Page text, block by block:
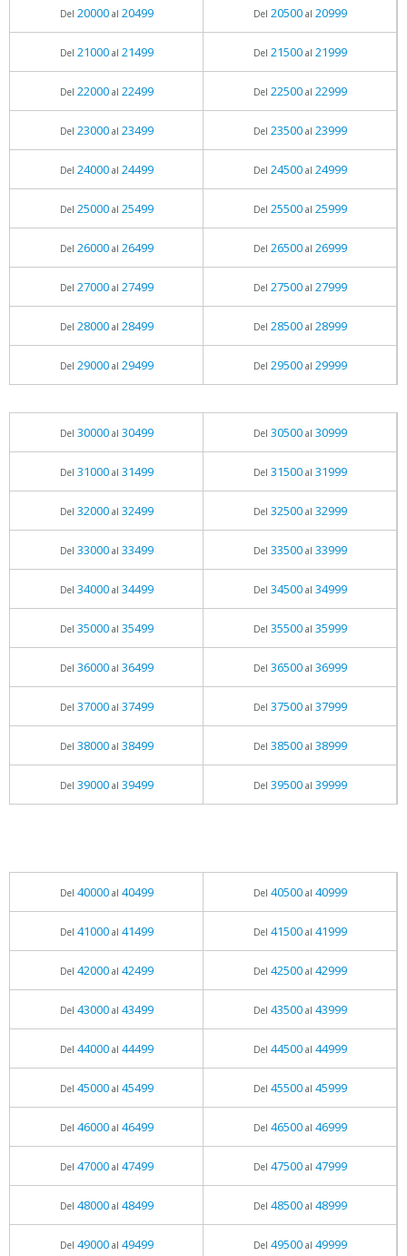
Del 20000al 20499 Del 20500al 20999
Del 21000al 21499 Del 21500al 21999
Del 22000al 22499 Del 22500al 22999
Del 23000al 23499 Del 23500al 23999
Del 24000al 24499 Del 24500al 24999
Del 25000al 25499 Del 25500al 25999
Del 26000al 26499 Del 26500al 26999
Del 27000al 27499 Del 27500al 27999
Del 28000al 28499 Del 28500al 28999
Del 29000al 29499 Del 29500al 29999
Del 30000al 30499 Del 30500al 30999
Del 31000al 31499 Del 31500al 31999
Del 32000al 32499 Del 32500al 32999
Del 33000al 33499 Del 33500al 33999
Del 34000al 34499 Del 34500al 34999
Del 35000al 35499 Del 35500al 35999
Del 36000al 36499 Del 36500al 36999
Del 37000al 37499 Del 37500al 37999
Del 38000al 38499 Del 38500al 38999
Del 39000al 39499 Del 39500al 39999
Del 40000al 40499 Del 40500al 40999
Del 41000al 41499 Del 41500al 41999
Del 42000al 42499 Del 42500al 42999
Del 43000al 43499 Del 43500al 43999
Del 44000al 44499 Del 44500al 44999
Del 45000al 45499 Del 45500al 45999
Del 46000al 46499 Del 46500al 46999
Del 47000al 47499 Del 47500al 47999
Del 48000al 48499 Del 48500al 48999
Del 49000al 49499 Del 49500al 49999